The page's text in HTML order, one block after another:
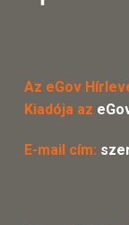
Az eGov
Kiadója az
E-mail cím: